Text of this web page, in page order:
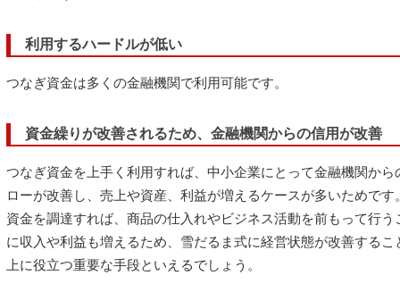
利用するハードルが低い
つなぎ資金は多くの金融機関で利用可能です。
資金繰りが改善されるため、金融機関からの信用が改善
つなぎ資金を上手く利用すれば、中小企業にとって金融機関か
ローが改善し、売上や資産、利益が増えるケースが多いためで
資金を調達すれば、商品の仕入れやビジネス活動を前もって行
に収入や利益も増えるため、雪だるま式に経営状態が改善する
上に役立つ重要な手段といえるでしょう。